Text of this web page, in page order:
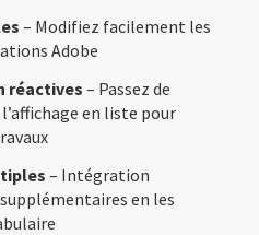
– Modifiez facilement les
Adobe
réactives – Passez de
en liste pour
– Intégration
en les